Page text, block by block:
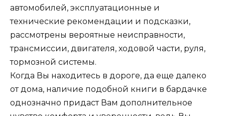
автомобилей, эксплуатационные и
технические рекомендации и подсказки,
рассмотрены вероятные неисправности,
трансмиссии, двигателя, ходовой части, руля,
тормозной системы.
Когда Вы находитесь в дороге, да еще далеко
от дома, наличие подобной книги в бардачке
однозначно придаст Вам дополнительное